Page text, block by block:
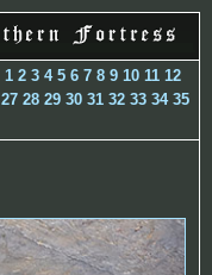
1 2 3 4 5 6 7 8 9 10 11 12
27 28 29 30 31 32 33 34 35